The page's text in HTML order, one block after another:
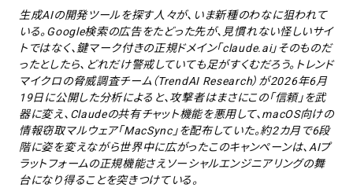
生成AIの開発ツールを探す人々が、いま新種のわなに狙われて
いる。Google検索の広告をたどった先が、見慣れない怪しいサイ
トではなく、鍵マーク付きの正規ドメイン「claude.ai」そのものだ
ったとしたら、どれだけ警戒していても足がすくむだろう。トレンド
マイクロの脅威調査チーム（TrendAI Research）が2026年6月
19日に公開した分析によると、攻撃者はまさにこの「信頼」を武
器に変え、Claudeの共有チャット機能を悪用して、macOS向けの
情報窃取マルウェア「MacSync」を配布していた。約2カ月で6段
階に姿を変えながら世界中に広がったこのキャンペーンは、AIプ
ラットフォームの正規機能さえソーシャルエンジニアリングの舞
台になり得ることを突きつけている。